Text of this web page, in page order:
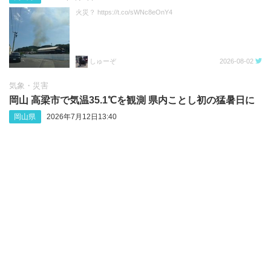
火災？ https://t.co/sWNc8eOnY4
しゅーぞ 2026-08-02
気象・災害
岡山 高梁市で気温35.1℃を観測 県内ことし初の猛暑日に
岡山県 2026年7月12日13:40